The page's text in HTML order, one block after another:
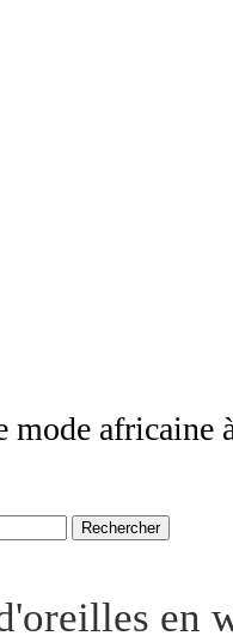
mode africaine
Rechercher
en